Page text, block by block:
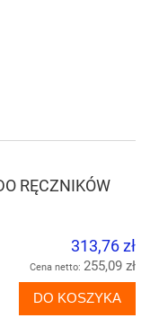
RĘCZNIKÓW
313,76 zł
Cena netto: 255,09 zł
DO KOSZYKA